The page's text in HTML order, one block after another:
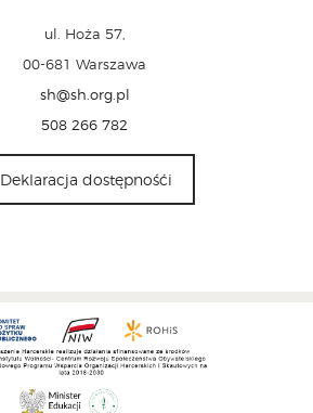
ul. Hoża 57,
00-681 Warszawa
sh@sh.org.pl
508 266 782
Deklaracja dostępnośći